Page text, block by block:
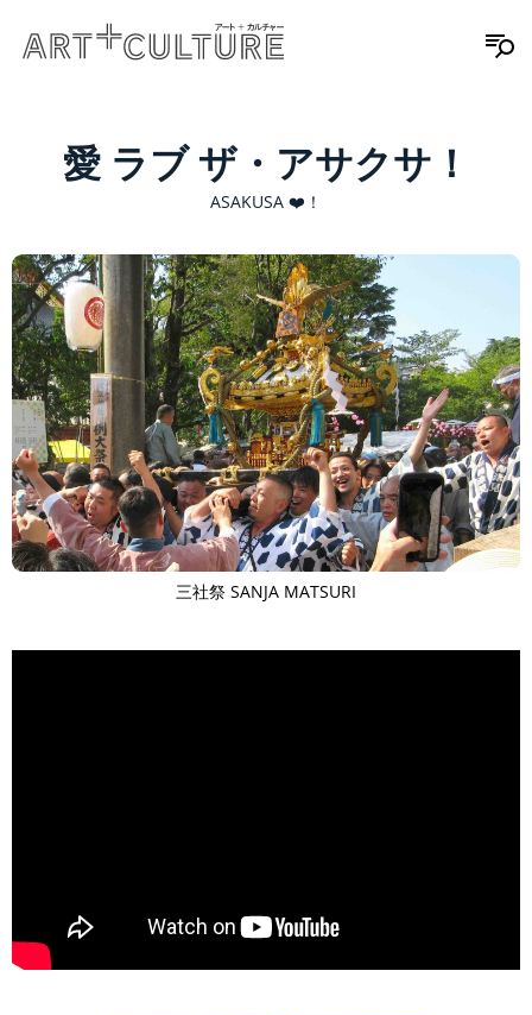
愛 ラブ ザ・アサクサ！
ASAKUSA ❤️！
三社祭 SANJA MATSURI